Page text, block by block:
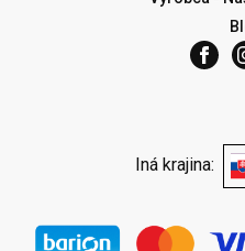
Iná krajina: